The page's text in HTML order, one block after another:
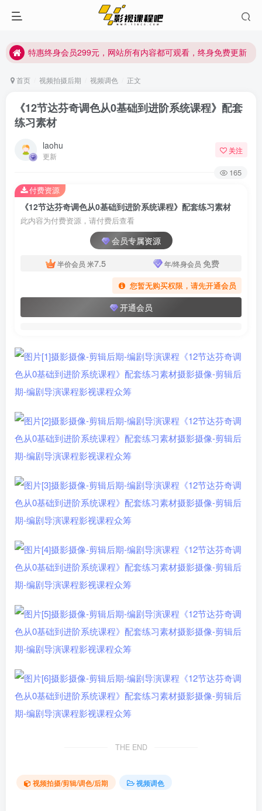
特惠终身会员299元，网站所有内容都可观看，终身免费更新
特惠终身会员299元，网站所有内容都可观看，终身免费更新
首页 视频拍摄后期 视频调色 正文
《12节达芬奇调色从0基础到进阶系统课程》配套
练习素材
laohu
更新
关注
165
《12节达芬奇调色从0基础到进阶系统课程》配套练习素材
此内容为付费资源，请付费后查看
会员专属资源
半价会员 米7.5 年/终身会员 免费
您暂无购买权限，请先开通会员
开通会员
付费资源
THE END
视频拍摄/剪辑/调色/后期 视频调色